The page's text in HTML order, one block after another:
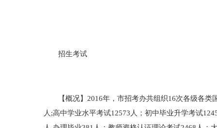
招生考试
【概况】2016年，市招考办共组织16次各级各类
人;高中学业水平考试12573人；初中毕业升学考试